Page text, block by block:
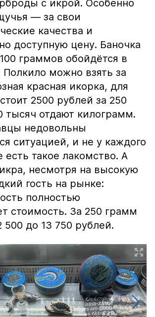
с икрой. Особенно
— за свои
качества и
доступную цену. Баночка
граммов обойдётся в
Полкило можно взять за
красная икорка, для
2500 рублей за 250
тысяч отдают килограмм.
недовольны
ситуацией, и не у каждого
есть такое лакомство. А
несмотря на высокую
гость на рынке:
полностью
стоимость. За 250 грамм
500 до 13 750 рублей.